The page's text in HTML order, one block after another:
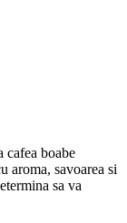
cafea boabe
aroma, savoarea si
sa va